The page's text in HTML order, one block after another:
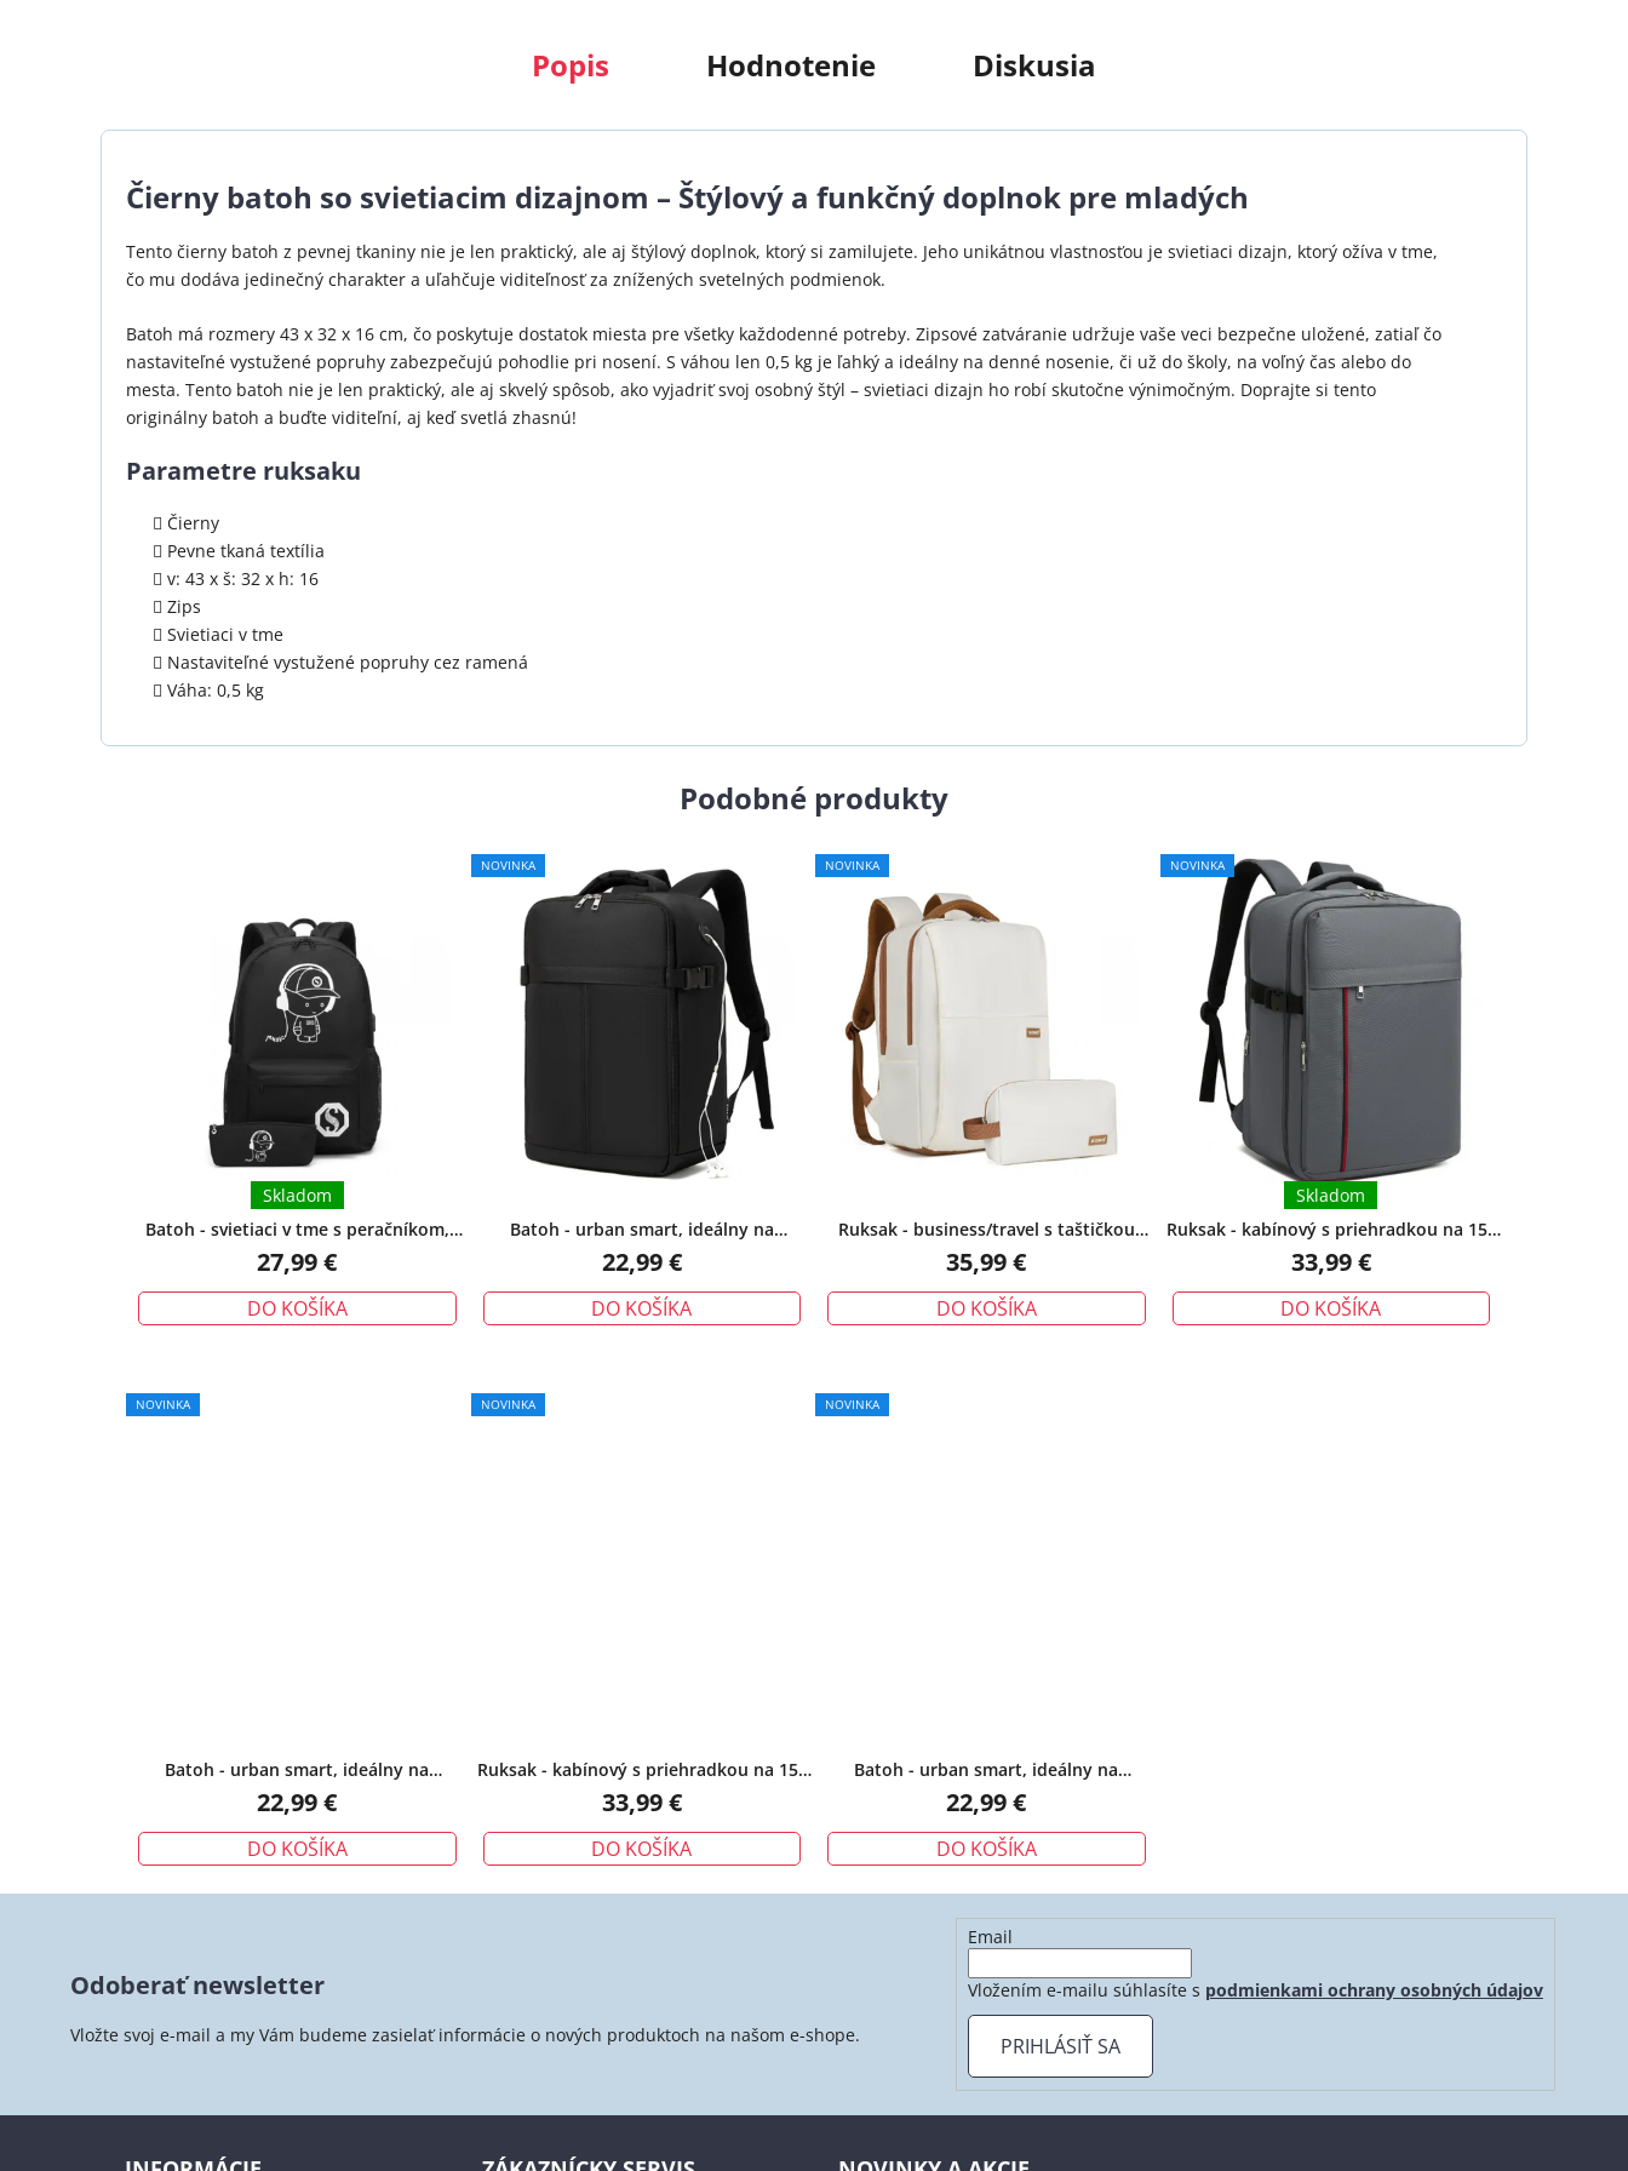
Popis Hodnotenie Diskusia
Čierny batoh so svietiacim dizajnom – Štýlový a funkčný doplnok pre mladých
Tento čierny batoh z pevnej tkaniny nie je len praktický, ale aj štýlový doplnok, ktorý si zamilujete. Jeho unikátnou vlastnosťou je svietiaci dizajn, ktorý ožíva v tme,
čo mu dodáva jedinečný charakter a uľahčuje viditeľnosť za znížených svetelných podmienok.
Batoh má rozmery 43 x 32 x 16 cm, čo poskytuje dostatok miesta pre všetky každodenné potreby. Zipsové zatváranie udržuje vaše veci bezpečne uložené, zatiaľ čo
nastaviteľné vystužené popruhy zabezpečujú pohodlie pri nosení. S váhou len 0,5 kg je ľahký a ideálny na denné nosenie, či už do školy, na voľný čas alebo do
mesta. Tento batoh nie je len praktický, ale aj skvelý spôsob, ako vyjadriť svoj osobný štýl – svietiaci dizajn ho robí skutočne výnimočným. Doprajte si tento
originálny batoh a buďte viditeľní, aj keď svetlá zhasnú!
Parametre ruksaku
Čierny
Pevne tkaná textília
v: 43 x š: 32 x h: 16
Zips
Svietiaci v tme
Nastaviteľné vystužené popruhy cez ramená
Váha: 0,5 kg
Podobné produkty
Batoh - svietiaci v tme s peračníkom,
čierny
Skladom
27,99 €
DO KOŠÍKA
NOVINKA
Batoh - urban smart, ideálny na
cestovanie, čierny
22,99 €
DO KOŠÍKA
NOVINKA
Ruksak - business/travel s taštičkou
zadarmo, béžový
35,99 €
DO KOŠÍKA
NOVINKA
Ruksak - kabínový s priehradkou na 15"
počítač, šedý
Skladom
33,99 €
DO KOŠÍKA
NOVINKA
Batoh - urban smart, ideálny na
cestovanie, modrý
22,99 €
DO KOŠÍKA
NOVINKA
Ruksak - kabínový s priehradkou na 15"
počítač, čierny
33,99 €
DO KOŠÍKA
NOVINKA
Batoh - urban smart, ideálny na
cestovanie, šedý
22,99 €
DO KOŠÍKA
Odoberať newsletter
Vložte svoj e-mail a my Vám budeme zasielať informácie o nových produktoch na našom e-shope.
Email
Vložením e-mailu súhlasíte s podmienkami ochrany osobných údajov
PRIHLÁSIŤ SA
e